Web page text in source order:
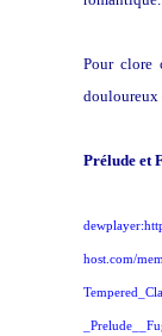
Pour clore
douloureux
Prélude et
host.com/